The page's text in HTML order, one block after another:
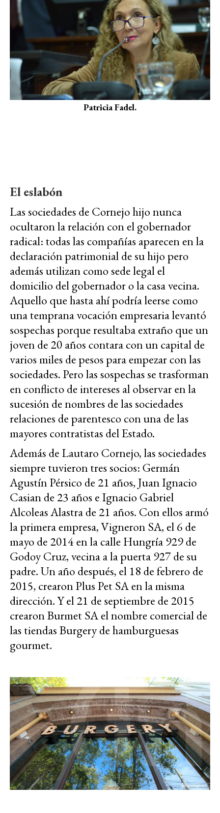
Patricia Fadel.
El eslabón
Las sociedades de Cornejo hijo nunca
ocultaron la relación con el gobernador
radical: todas las compañías aparecen en la
declaración patrimonial de su hijo pero
además utilizan como sede legal el
domicilio del gobernador o la casa vecina.
Aquello que hasta ahí podría leerse como
una temprana vocación empresaria levantó
sospechas porque resultaba extraño que un
joven de 20 años contara con un capital de
varios miles de pesos para empezar con las
sociedades. Pero las sospechas se trasforman
en conflicto de intereses al observar en la
sucesión de nombres de las sociedades
relaciones de parentesco con una de las
mayores contratistas del Estado.
Además de Lautaro Cornejo, las sociedades
siempre tuvieron tres socios: Germán
Agustín Pérsico de 21 años, Juan Ignacio
Casian de 23 años e Ignacio Gabriel
Alcoleas Alastra de 21 años. Con ellos armó
la primera empresa, Vigneron SA, el 6 de
mayo de 2014 en la calle Hungría 929 de
Godoy Cruz, vecina a la puerta 927 de su
padre. Un año después, el 18 de febrero de
2015, crearon Plus Pet SA en la misma
dirección. Y el 21 de septiembre de 2015
crearon Burmet SA el nombre comercial de
las tiendas Burgery de hamburguesas
gourmet.